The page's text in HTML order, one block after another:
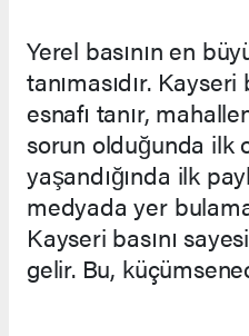
Yerel basının en
tanımasıdır. Kayseri
esnafı tanır,
sorun olduğunda ilk
yaşandığında ilk
medyada yer
Kayseri basını
gelir. Bu,